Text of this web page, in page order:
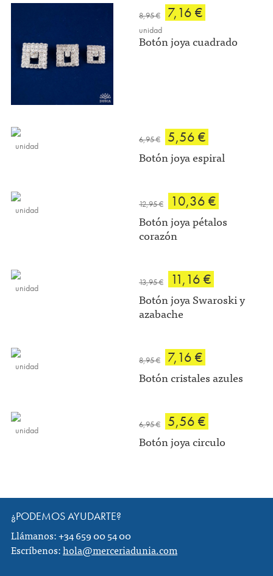
8,95 € 7,16 €
unidad
Botón joya cuadrado
6,95 € 5,56 €
unidad
Botón joya espiral
12,95 € 10,36 €
unidad
Botón joya pétalos
corazón
13,95 € 11,16 €
unidad
Botón joya Swaroski y
azabache
8,95 € 7,16 €
unidad
Botón cristales azules
6,95 € 5,56 €
unidad
Botón joya circulo
¿PODEMOS AYUDARTE?
Llámanos: +34 659 00 54 00
Escríbenos:hola@merceriadunia.com